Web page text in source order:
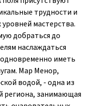
трудности и
уровней мастерства.
добраться до
наслаждаться
иметь
Мар Менор,
водой, - одна из
региона, занимающая